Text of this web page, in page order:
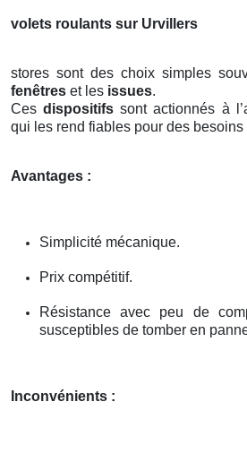
volets roulants sur Urvillers
stores sont des choix simples
fenêtres et les issues.
Cesdispositifs sont actionnés à
qui les rend fiables pour des besoins
Avantages :
Simplicité mécanique.
Prix compétitif.
Résistance avec peu de
susceptibles de tomber en
Inconvénients :